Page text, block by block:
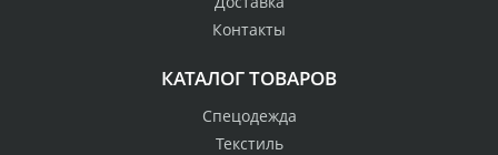
Контакты
КАТАЛОГ ТОВАРОВ
Спецодежда
Текстиль